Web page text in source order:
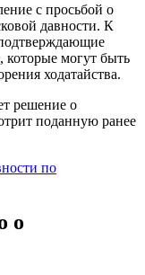
с просьбой о
давности. К
которые могут быть
ходатайства.
решение о
поданную ранее
по
о